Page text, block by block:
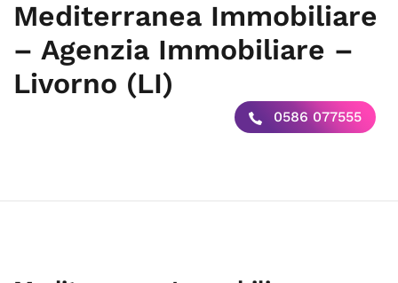
Mediterranea Immobiliare
– Agenzia Immobiliare –
Livorno (LI)
0586 077555